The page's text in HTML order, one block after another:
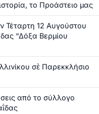
το Προάστειο μας
Τέταρτη 12 Αυγούστου
“Δόξα Βερμίου
σὲ Παρεκκλήσιο
από το σύλλογο